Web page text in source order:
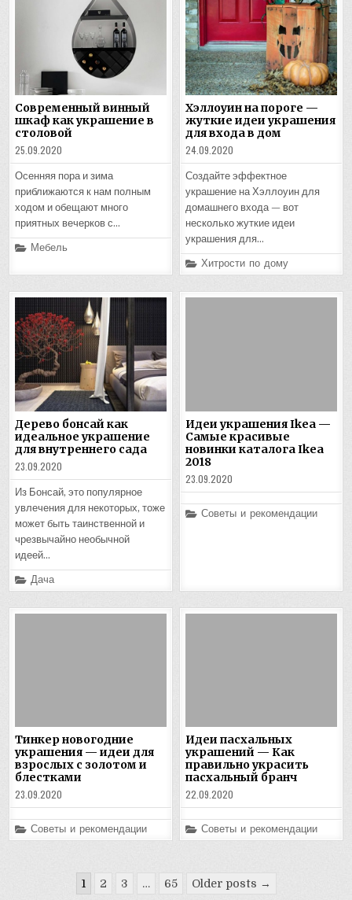
Современный винный
шкаф как украшение в
столовой
25.09.2020
Осенняя пора и зима
приближаются к нам полным
ходом и обещают много
приятных вечерков с…
Posted
Мебель
Хэллоуин на пороге —
жуткие идеи украшения
для входа в дом
24.09.2020
Создайте эффектное
украшение на Хэллоуин для
домашнего входа — вот
несколько жуткие идеи
украшения для…
Posted
in
Хитрости по дому
Дерево бонсай как
идеальное украшение
для внутреннего сада
23.09.2020
Из Бонсай, это популярное
увлечения для некоторых, тоже
может быть таинственной и
чрезвычайно необычной
идеей…
Posted
in
Дача
Идеи украшения Ikea —
Самые красивые
новинки каталога Ikea
2018
23.09.2020
Posted
Советы и рекомендации
Тинкер новогодние
украшения — идеи для
взрослых с золотом и
блестками
23.09.2020
Posted
in
Советы и рекомендации
Идеи пасхальных
украшений — Как
правильно украсить
пасхальный бранч
22.09.2020
Posted
in
Советы и рекомендации
Пагинация
1 2 3 … 65 Older posts →